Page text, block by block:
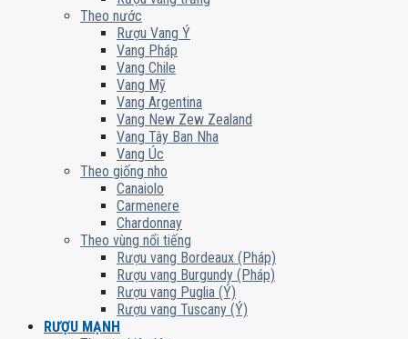
Theo nước
Rượu Vang Ý
Vang Pháp
Vang Chile
Vang Mỹ
Vang Argentina
Vang New Zew Zealand
Vang Tây Ban Nha
Vang Úc
Theo giống nho
Canaiolo
Carmenere
Chardonnay
Theo vùng nổi tiếng
Rượu vang Bordeaux (Pháp)
Rượu vang Burgundy (Pháp)
Rượu vang Puglia (Ý)
Rượu vang Tuscany (Ý)
RƯỢU MẠNH